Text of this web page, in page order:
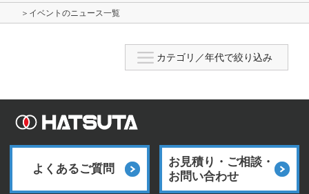
＞イベントのニュース一覧
よくあるご質問
お見積り・ご相談・
お問い合わせ